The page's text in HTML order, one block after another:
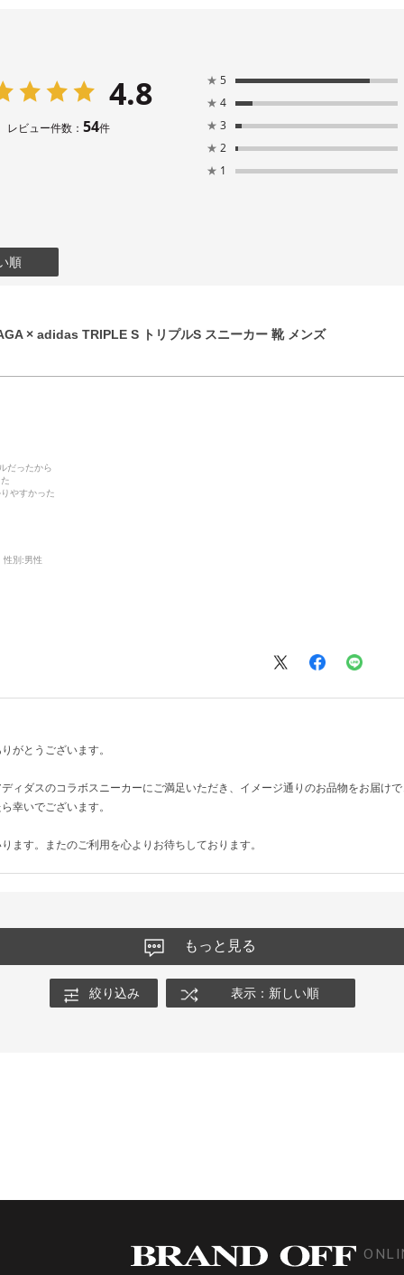
4.8
レビュー件数： 54件
★ 5
★ 4
★ 3
★ 2
★ 1
順
× adidas TRIPLE S トリプルS スニーカー 靴 メンズ
だったから
やすかった
性別:男性
がとうございます。
ィダスのコラボスニーカーにご満足いただき、イメージ通りのお品物をお届け
幸いでございます。
ます。またのご利用を心よりお待ちしております。
もっと見る
絞り込み 表示：新しい順